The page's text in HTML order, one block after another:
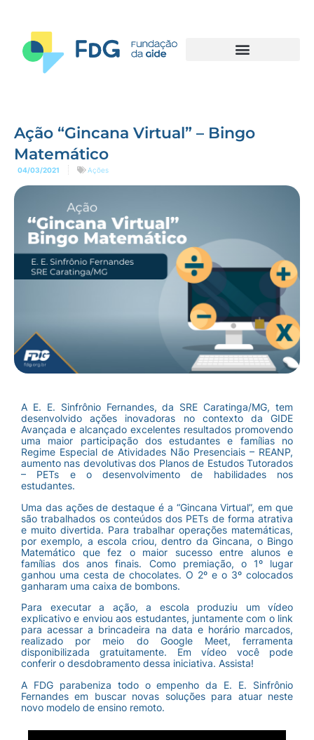
Ação “Gincana Virtual” – Bingo
Matemático
04/03/2021 Ações
A E. E. Sinfrônio Fernandes, da SRE Caratinga/MG, tem
desenvolvido ações inovadoras no contexto da GIDE
Avançada e alcançado excelentes resultados promovendo
uma maior participação dos estudantes e famílias no
Regime Especial de Atividades Não Presenciais – REANP,
aumento nas devolutivas dos Planos de Estudos Tutorados
– PETs e o desenvolvimento de habilidades nos
estudantes.
Uma das ações de destaque é a “Gincana Virtual”, em que
são trabalhados os conteúdos dos PETs de forma atrativa
e muito divertida. Para trabalhar operações matemáticas,
por exemplo, a escola criou, dentro da Gincana, o Bingo
Matemático que fez o maior sucesso entre alunos e
famílias dos anos finais. Como premiação, o 1º lugar
ganhou uma cesta de chocolates. O 2º e o 3º colocados
ganharam uma caixa de bombons.
Para executar a ação, a escola produziu um vídeo
explicativo e enviou aos estudantes, juntamente com o link
para acessar a brincadeira na data e horário marcados,
realizado por meio do Google Meet, ferramenta
disponibilizada gratuitamente. Em vídeo você pode
conferir o desdobramento dessa iniciativa. Assista!
A FDG parabeniza todo o empenho da E. E. Sinfrônio
Fernandes em buscar novas soluções para atuar neste
novo modelo de ensino remoto.